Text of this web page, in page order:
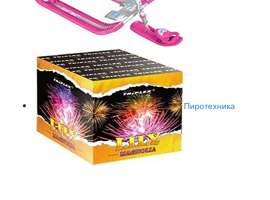
Пиротехника